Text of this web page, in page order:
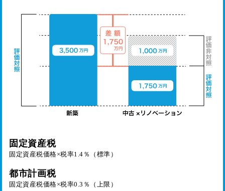
固定資産税
固定資産税価格×税率1.4％（標準）
都市計画税
固定資産税価格×税率0.3％（上限）